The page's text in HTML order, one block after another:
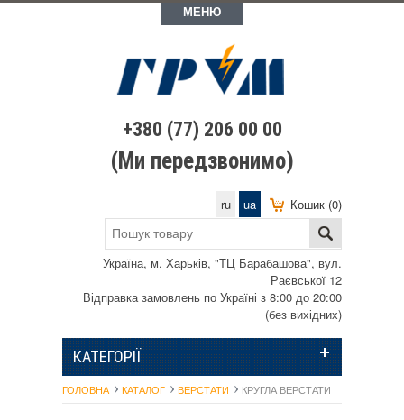
МЕНЮ
+380 (77) 206 00 00
(Ми передзвонимо)
Кошик (0)
ru ua
Україна, м. Харьків, "ТЦ Барабашова", вул.
Раєвської 12
Відправка замовлень по Україні з 8:00 до 20:00
(без вихідних)
КАТЕГОРІЇ
ГОЛОВНА КАТАЛОГ ВЕРСТАТИ КРУГЛА ВЕРСТАТИ